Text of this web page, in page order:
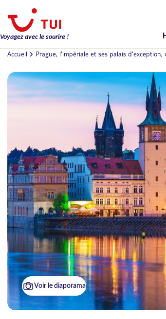
Voyagez avec le sourire !
Accueil Prague, l'impériale et ses palais
Voir le diaporama